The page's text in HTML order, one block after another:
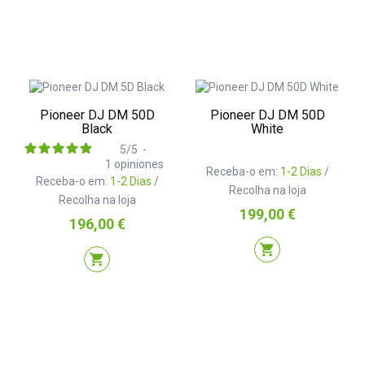
Pioneer DJ DM 50D
Black
Receba-o em: 1-2 Dias /
Recolha na loja
5/5 -
1 opiniones
Preço
196,00 €
shopping_cart
Pioneer DJ DM 50D
White
Receba-o em: 1-2 Dias /
Recolha na loja
Preço
199,00 €
shopping_cart